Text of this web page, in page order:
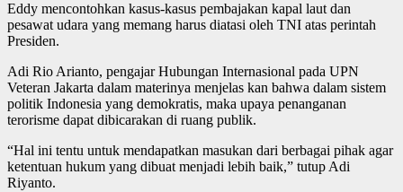
Eddy mencontohkan kasus-kasus pembajakan kapal laut dan
pesawat udara yang memang harus diatasi oleh TNI atas perintah
Presiden.
Adi Rio Arianto, pengajar Hubungan Internasional pada UPN
Veteran Jakarta dalam materinya menjelas kan bahwa dalam sistem
politik Indonesia yang demokratis, maka upaya penanganan
terorisme dapat dibicarakan di ruang publik.
“Hal ini tentu untuk mendapatkan masukan dari berbagai pihak agar
ketentuan hukum yang dibuat menjadi lebih baik,” tutup Adi
Riyanto.